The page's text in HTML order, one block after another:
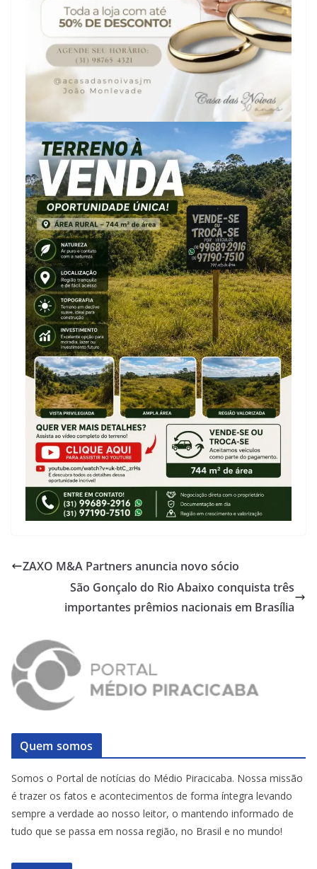
ZAXO M&A Partners anuncia novo sócio
São Gonçalo do Rio Abaixo conquista três
importantes prêmios nacionais em Brasília
Quem somos
Somos o Portal de notícias do Médio Piracicaba. Nossa missão
é trazer os fatos e acontecimentos de forma íntegra levando
sempre a verdade ao nosso leitor, o mantendo informado de
tudo que se passa em nossa região, no Brasil e no mundo!